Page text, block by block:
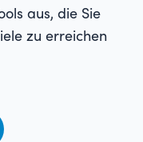
aus, die Sie
zu erreichen